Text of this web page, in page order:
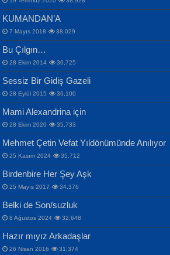
İPEK ACAR SERT
Gazze’nin Şecaati, Ümmetin İmtihanı...
MAHMUT GÜRBÜZ
İbrahim Olmak ve Bitirebilmek...
Selahattin Yıldız
İdrakimle Üşürken...
Songül Özel
Mahzen...
ERDEM BAYAZIT
Sana, Bana, Vatanıma, Ülkemin
İnsanlarına Dair...
NAZIM HİKMET RAN
Bir Cezaevinde, Tecritteki Adamın
Mektupları...
KUMANDAN’A
7 Mayıs 2018 38,029
Bu Çılgın…
28 Ekim 2014 36,725
Sessiz Bir Gidiş Gazeli
28 Eylül 2015 36,100
Mami Alexandrina için
28 Ekim 2020 35,733
Mehmet Çetin Vefat Yıldönümünde Anılıyor
25 Kasım 2024 35,712
Birdenbire Her Şey Aşk
25 Mayıs 2017 34,376
Belki de Son/suzluk
8 Ağustos 2024 32,648
Hazır mıyız Arkadaşlar
26 Nisan 2016 31,374